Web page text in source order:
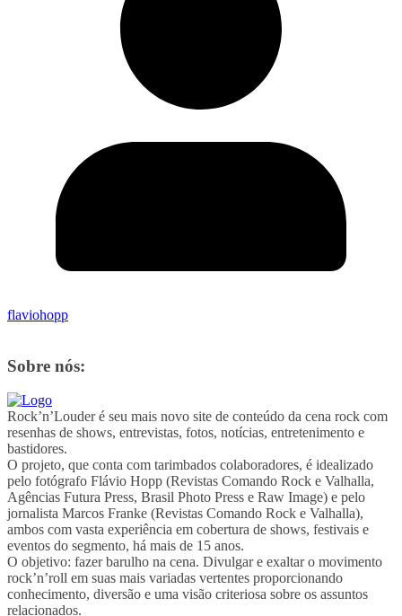
flaviohopp
Sobre nós:
Rock’n’Louder é seu mais novo site de conteúdo da cena rock com
resenhas de shows, entrevistas, fotos, notícias, entretenimento e
bastidores.
O projeto, que conta com tarimbados colaboradores, é idealizado
pelo fotógrafo Flávio Hopp (Revistas Comando Rock e Valhalla,
Agências Futura Press, Brasil Photo Press e Raw Image) e pelo
jornalista Marcos Franke (Revistas Comando Rock e Valhalla),
ambos com vasta experiência em cobertura de shows, festivais e
eventos do segmento, há mais de 15 anos.
O objetivo: fazer barulho na cena. Divulgar e exaltar o movimento
rock’n’roll em suas mais variadas vertentes proporcionando
conhecimento, diversão e uma visão criteriosa sobre os assuntos
relacionados.